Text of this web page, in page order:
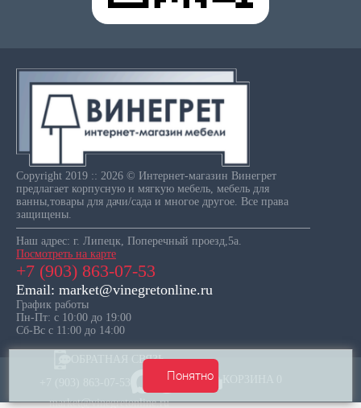
Понятно
Copyright 2019 :: 2026 © Интернет-магазин Винегрет
предлагает корпусную и мягкую мебель, мебель для
ванны,товары для дачи/сада и многое другое. Все права
защищены.
Наш адрес: г. Липецк, Поперечный проезд,5а.
Посмотреть на карте
+7 (903) 863-07-53
Email: market@vinegretonline.ru
График работы
Пн-Пт: с 10:00 до 19:00
Сб-Вс с 11:00 до 14:00
ОБРАТНАЯ СВЯЗЬ
market@vinegretonline.ru